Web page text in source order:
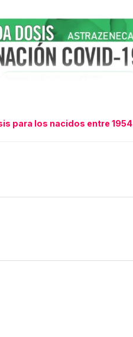
para los nacidos entre